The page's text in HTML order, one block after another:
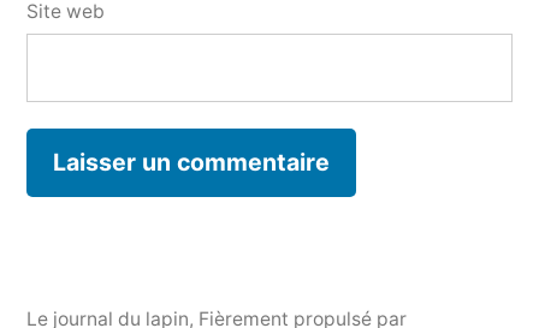
Site web
Le journal du lapin, Fièrement propulsé par